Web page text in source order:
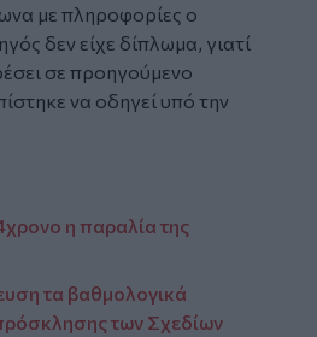
με πληροφορίες ο
δεν είχε δίπλωμα, γιατί
σε προηγούμενο
να οδηγεί υπό την
η παραλία της
τα βαθμολογικά
των Σχεδίων